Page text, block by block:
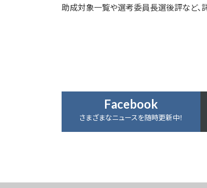
助成対象一覧や選考委員長選後評など、
Facebook
さまざまなニュースを随時更新中！